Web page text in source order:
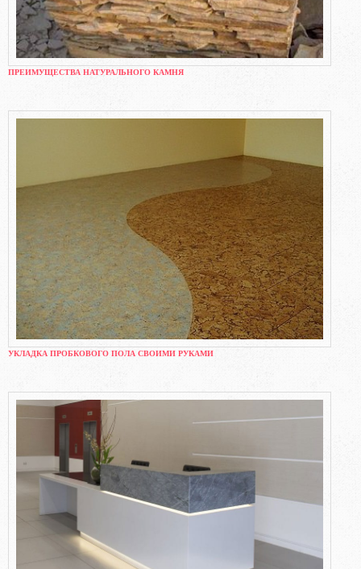
ПРЕИМУЩЕСТВА НАТУРАЛЬНОГО КАМНЯ
УКЛАДКА ПРОБКОВОГО ПОЛА СВОИМИ РУКАМИ